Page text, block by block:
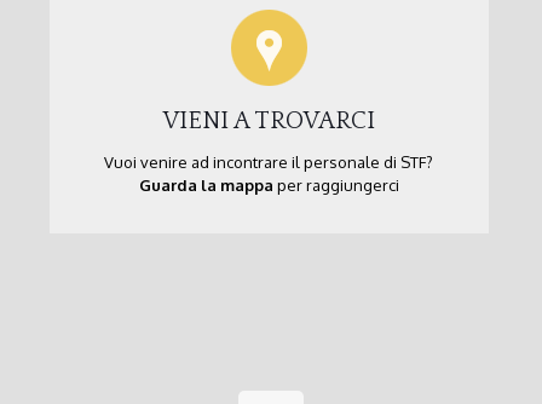
VIENI A TROVARCI
Vuoi venire ad incontrare il personale di STF?
Guarda la mappa per raggiungerci